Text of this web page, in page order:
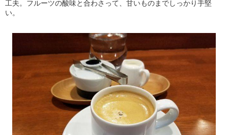
工夫。フルーツの酸味と合わさって、甘いものまでしっかり手堅
い。